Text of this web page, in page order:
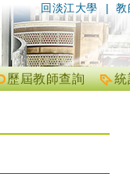
| 教
回淡江大學
統
歷屆教師查詢